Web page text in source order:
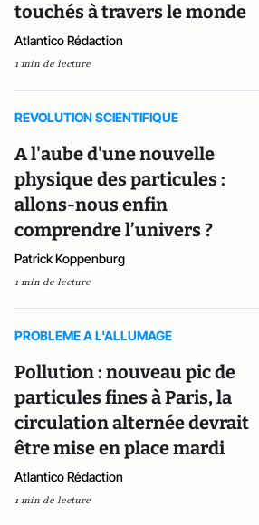
touchés à travers le monde
Atlantico Rédaction
1 min de lecture
REVOLUTION SCIENTIFIQUE
A l'aube d'une nouvelle
physique des particules :
allons-nous enfin
comprendre l’univers ?
Patrick Koppenburg
1 min de lecture
PROBLEME A L'ALLUMAGE
Pollution : nouveau pic de
particules fines à Paris, la
circulation alternée devrait
être mise en place mardi
Atlantico Rédaction
1 min de lecture